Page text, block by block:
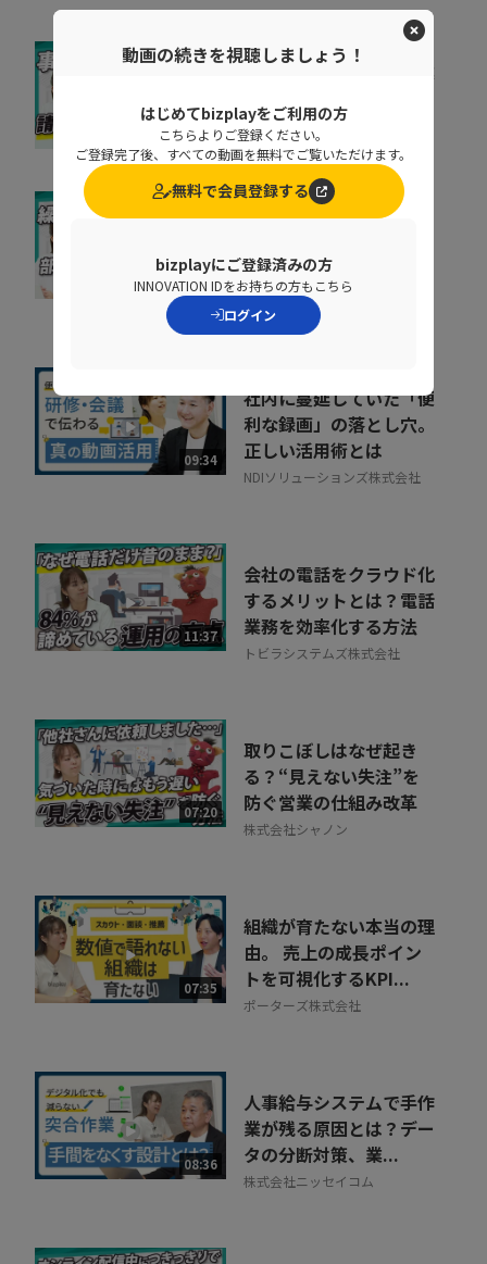
07:05
督促に費やす時間を事業
株式会社ラクーンフィナンシャ
ル
07:52
なぜ部下は同じことを聞
をゼロにする方法
NDIソリューションズ株式会社
09:34
社内に蔓延していた「便
利な録画」の落とし穴。
正しい活用術とは
NDIソリューションズ株式会社
11:37
会社の電話をクラウド化
するメリットとは？電話
業務を効率化する方法
トビラシステムズ株式会社
07:20
取りこぼしはなぜ起き
る？“見えない失注”を
防ぐ営業の仕組み改革
株式会社シャノン
07:35
組織が育たない本当の理
由。 売上の成長ポイン
トを可視化するKPI...
ポーターズ株式会社
08:36
人事給与システムで手作
業が残る原因とは？デー
タの分断対策、業...
株式会社ニッセイコム
動画の続きを視聴しましょう！
はじめてbizplayをご利用の方
こちらよりご登録ください。
ご登録完了後、すべての動画を無料でご覧いただけます。
無料で会員登録する
bizplayにご登録済みの方
INNOVATION IDをお持ちの方もこちら
ログイン